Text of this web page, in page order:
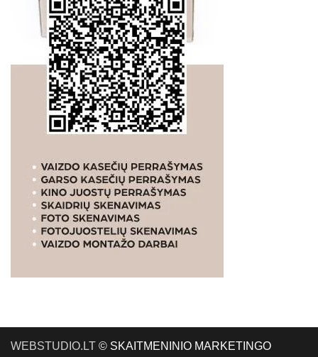
WEBSTUDIO.LT © SKAITMENINIO MARKETINGO